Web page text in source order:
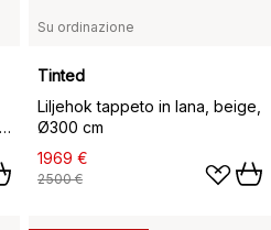
Su ordinazione
Tinted
Liljehok tappeto in lana, beige,
Ø300 cm
1969 €
2500 €